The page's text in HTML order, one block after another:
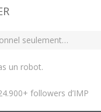
un robot.
followers d’IMP